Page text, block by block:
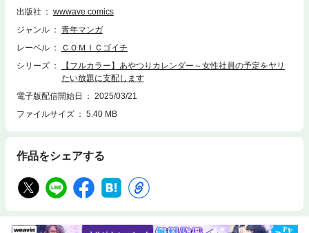
き”へと変わっていき…
出版社
wwwave comics
ジャンル
青年マンガ
レーベル
ＣＯＭＩＣゴイチ
シリーズ
【フルカラー】あやつりカレンダー～女性社員の予定をヤリ
たい放題に支配します
電子版配信開始日
2025/03/21
ファイルサイズ
5.40 MB
作品をシェアする